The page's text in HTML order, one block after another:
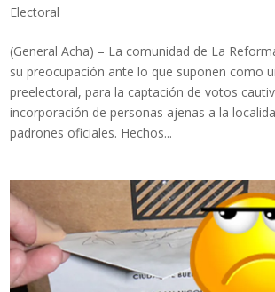
Electoral
(General Acha) – La comunidad de La
su preocupación ante lo que suponen como
preelectoral, para la captación de votos
incorporación de personas ajenas a la
padrones oficiales. Hechos...